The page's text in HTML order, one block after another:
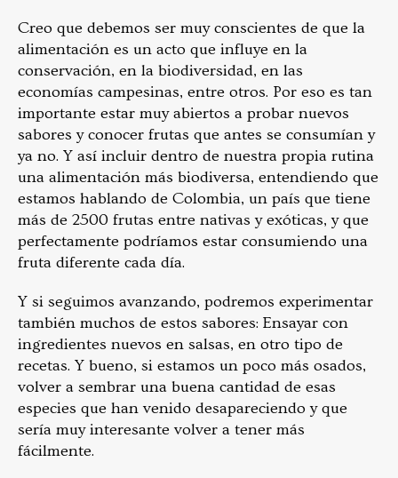
Creo que debemos ser muy conscientes de que la
alimentación es un acto que influye en la
conservación, en la biodiversidad, en las
economías campesinas, entre otros. Por eso es tan
importante estar muy abiertos a probar nuevos
sabores y conocer frutas que antes se consumían y
ya no. Y así incluir dentro de nuestra propia rutina
una alimentación más biodiversa, entendiendo que
estamos hablando de Colombia, un país que tiene
más de 2500 frutas entre nativas y exóticas, y que
perfectamente podríamos estar consumiendo una
fruta diferente cada día.
Y si seguimos avanzando, podremos experimentar
también muchos de estos sabores: Ensayar con
ingredientes nuevos en salsas, en otro tipo de
recetas. Y bueno, si estamos un poco más osados,
volver a sembrar una buena cantidad de esas
especies que han venido desapareciendo y que
sería muy interesante volver a tener más
fácilmente.